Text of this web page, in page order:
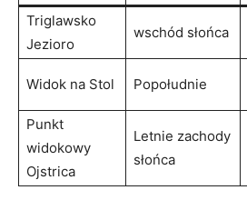
Triglawsko‌
Jezioro
wschód słońca
Widok ⁣na Stol Popołudnie
Punkt
widokowy
Ojstrica
Letnie zachody
słońca